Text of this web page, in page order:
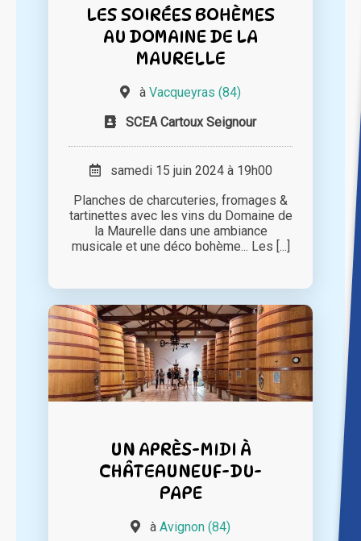
LES SOIRÉES BOHÈMES
AU DOMAINE DE LA
MAURELLE
à Vacqueyras (84)
SCEA Cartoux Seignour
samedi 15 juin 2024 à 19h00
Planches de charcuteries, fromages &
tartinettes avec les vins du Domaine de
la Maurelle dans une ambiance
musicale et une déco bohème... Les [...]
UN APRÈS-MIDI À
CHÂTEAUNEUF-DU-
PAPE
à Avignon (84)